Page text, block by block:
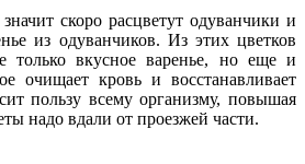
скоро расцветут одуванчики и
из одуванчиков. Из этих цветков
только вкусное варенье, но еще и
очищает кровь и восстанавливает
пользу всему организму, повышая
надо вдали от проезжей части.